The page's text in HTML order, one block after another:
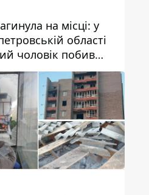
на місці: у
області
чоловік побив
металевим